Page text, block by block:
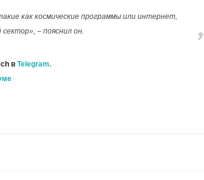
как космические программы или интернет,
– пояснил он.
в Telegram.